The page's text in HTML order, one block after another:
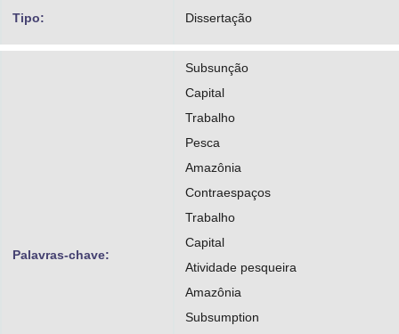
Tipo: Dissertação
Palavras-chave:
Subsunção
Capital
Trabalho
Pesca
Amazônia
Contraespaços
Trabalho
Capital
Atividade pesqueira
Amazônia
Subsumption